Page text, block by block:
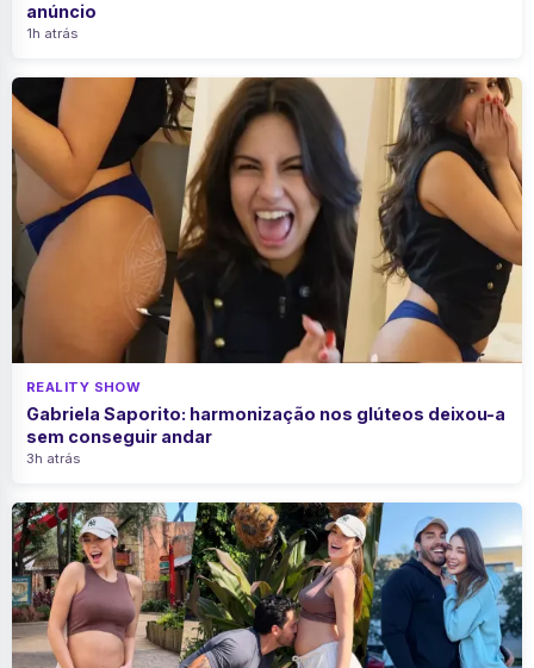
anúncio
1h atrás
REALITY SHOW
Gabriela Saporito: harmonização nos glúteos deixou-a
sem conseguir andar
3h atrás